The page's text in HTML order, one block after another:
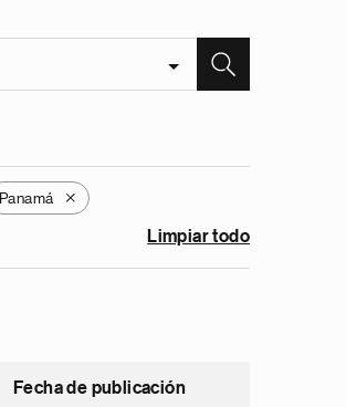
Panamá X
Limpiar todo
Fecha de publicación